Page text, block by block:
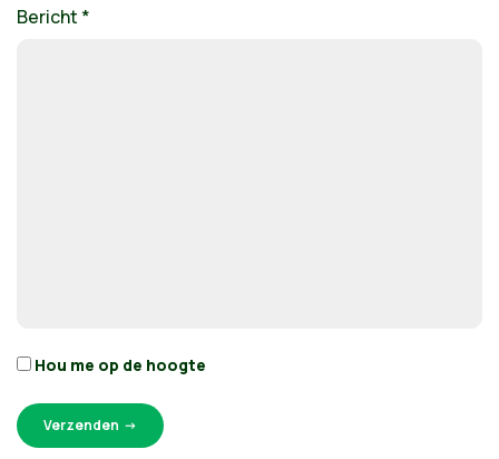
Bericht *
Hou me op de hoogte